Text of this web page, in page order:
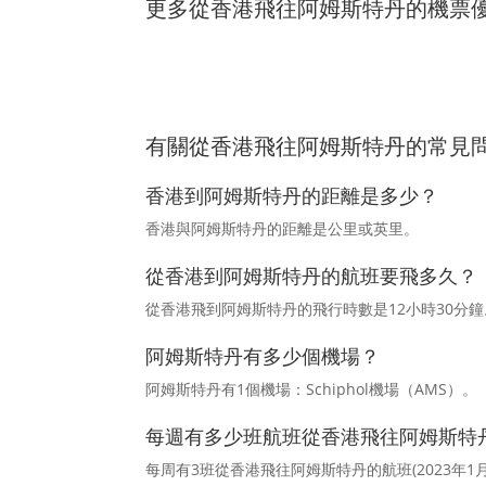
更多從香港飛往阿姆斯特丹的機票
有關從香港飛往阿姆斯特丹的常見
香港到阿姆斯特丹的距離是多少？
香港與阿姆斯特丹的距離是公里或英里。
從香港到阿姆斯特丹的航班要飛多久？
從香港飛到阿姆斯特丹的飛行時數是12小時30分鐘
阿姆斯特丹有多少個機場？
阿姆斯特丹有1個機場：Schiphol機場（AMS）。
每週有多少班航班從香港飛往阿姆斯特
每周有3班從香港飛往阿姆斯特丹的航班(2023年1月